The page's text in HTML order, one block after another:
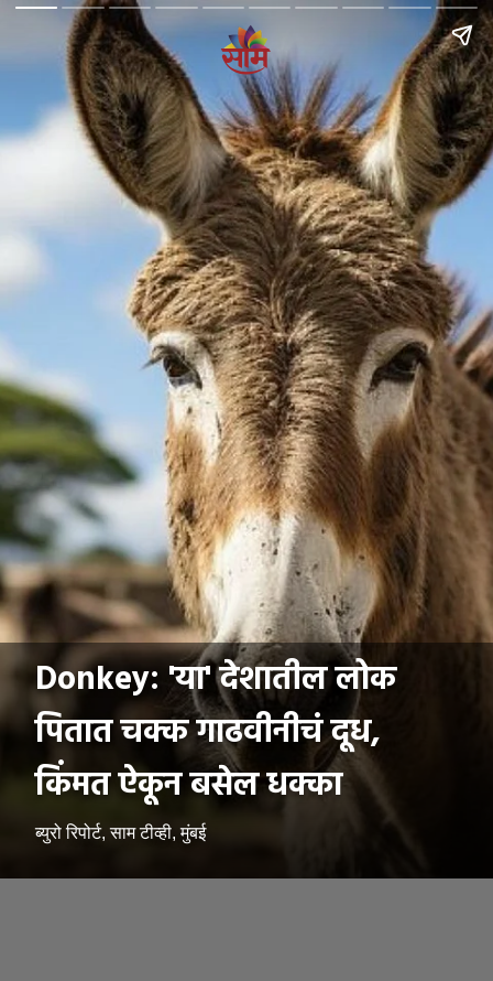
Donkey: 'या' देशातील लोक
पितात चक्क गाढवीनीचं दूध,
किंमत ऐकून बसेल धक्का
ब्युरो रिपोर्ट, साम टीव्ही, मुंबई